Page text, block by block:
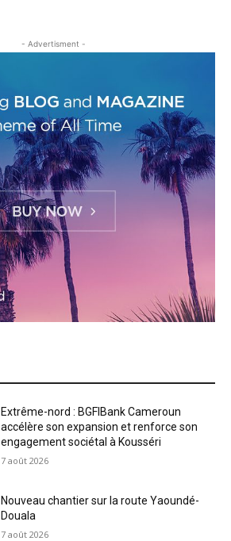
- Advertisment -
Extrême-nord : BGFIBank Cameroun
accélère son expansion et renforce son
engagement sociétal à Kousséri
7 août 2026
Nouveau chantier sur la route Yaoundé-
Douala
7 août 2026